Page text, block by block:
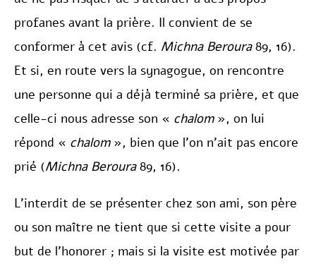
profanes avant la prière. Il convient de se
conformer à cet avis (cf. Michna Beroura89, 16).
Et si, en route vers la synagogue, on rencontre
une personne qui a déjà terminé sa prière, et que
celle-ci nous adresse son « chalom», on lui
répond « chalom», bien que l’on n’ait pas encore
prié (Michna Beroura89, 16).
L’interdit de se présenter chez son ami, son père
ou son maître ne tient que si cette visite a pour
but de l’honorer ; mais si la visite est motivée par